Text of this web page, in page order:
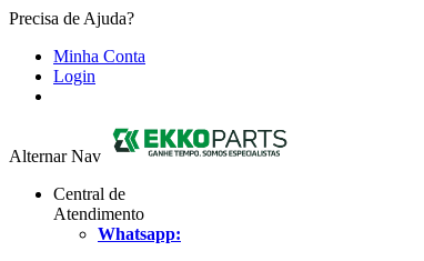
Precisa de Ajuda?
Minha Conta
Login
Alternar Nav
Central de
Atendimento
Whatsapp: